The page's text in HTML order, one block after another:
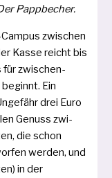
Pappbecher.
zwi­schen
Kasse reicht bis
für zwi­schen­
Ein
drei Euro
Genuss zwi­
die schon
wer­den, und
in der